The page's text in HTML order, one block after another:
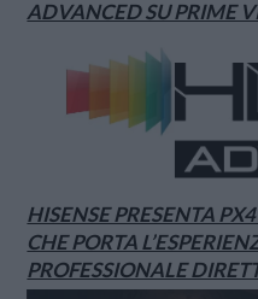
ADVANCED SU PRIME
HISENSE PRESENTA
CHE PORTA
PROFESSIONALE